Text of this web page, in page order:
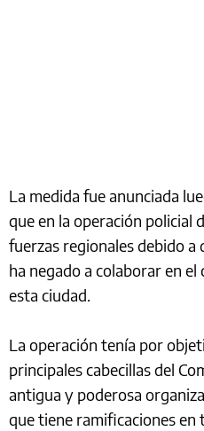
La medida fue anunciada
que en la operación policial
fuerzas regionales debido a
ha negado a colaborar en
esta ciudad.
La operación tenía por
principales cabecillas del
antigua y poderosa
que tiene ramificaciones en